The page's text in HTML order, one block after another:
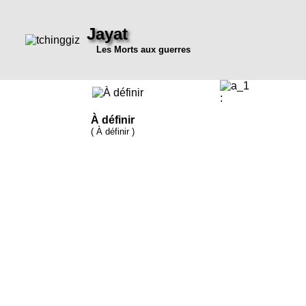
Jayat
Les Morts aux guerres
À définir
( À définir )
: